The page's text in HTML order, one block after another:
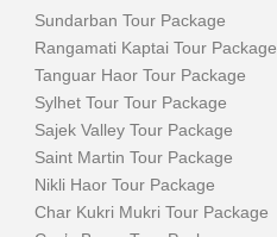
Sundarban Tour Package
Rangamati Kaptai Tour Package
Tanguar Haor Tour Package
Sylhet Tour Tour Package
Sajek Valley Tour Package
Saint Martin Tour Package
Nikli Haor Tour Package
Char Kukri Mukri Tour Package